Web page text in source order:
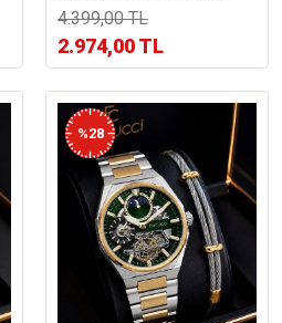
Garantili 3 Atm Kadın Kol
Saati+Bileklik BFC.03766.3
4.399,00 TL
2.974,00 TL
%28